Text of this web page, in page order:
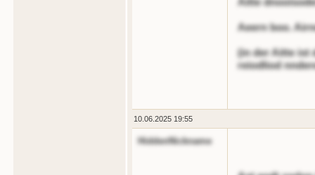
Aeern boo.
(in der Aitte ist
reiodliod
10.06.2025 19:55
HiddenNickname